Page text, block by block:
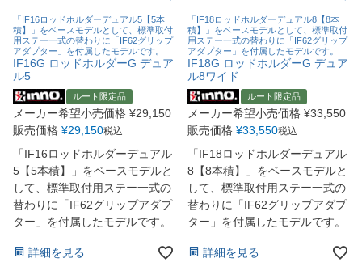
「IF16ロッドホルダーデュアル5【5本
積】」をベースモデルとして、標準取付
用ステー一式の替わりに「IF62グリップ
アダプター」を付属したモデルです。
IF16G ロッドホルダーG デュア
ル5
ルート限定品
メーカー希望小売価格 ¥29,150
販売価格 ¥29,150税込
「IF16ロッドホルダーデュアル
5【5本積】」をベースモデルと
して、標準取付用ステー一式の
替わりに「IF62グリップアダプ
ター」を付属したモデルです。
詳細を見る
「IF18ロッドホルダーデュアル8【8本
積】」をベースモデルとして、標準取付
用ステー一式の替わりに「IF62グリップ
アダプター」を付属したモデルです。
IF18G ロッドホルダーG デュア
ル8ワイド
ルート限定品
メーカー希望小売価格 ¥33,550
販売価格 ¥33,550税込
「IF18ロッドホルダーデュアル
8【8本積】」をベースモデルと
して、標準取付用ステー一式の
替わりに「IF62グリップアダプ
ター」を付属したモデルです。
詳細を見る